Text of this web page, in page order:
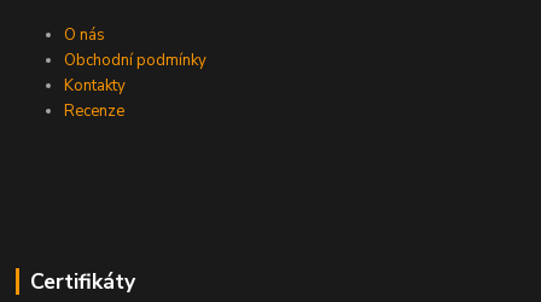
O nás
Obchodní podmínky
Kontakty
Recenze
Certifikáty